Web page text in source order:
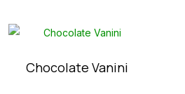
Chocolate Vanini